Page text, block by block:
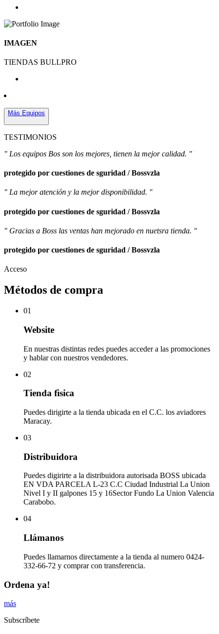
IMAGEN
TIENDAS BULLPRO
Más Equipos
TESTIMONIOS
" Los equipos Bos son los mejores, tienen la mejor calidad. "
protegido por cuestiones de sguridad / Bossvzla
" La mejor atención y la mejor disponibilidad. "
protegido por cuestiones de sguridad / Bossvzla
" Gracias a Boss las ventas han mejorado en nuetsra tienda. "
protegido por cuestiones de sguridad / Bossvzla
Acceso
Métodos de compra
01
Website
En nuestras distintas redes puedes acceder a las promociones
y hablar con nuestros vendedores.
02
Tienda fìsica
Puedes dirigirte a la tienda ubicada en el C.C. los aviadores
Maracay.
03
Distribuidora
Puedes digirirte a la distribuidora autorisada BOSS ubicada
EN VDA PARCELA L-23 C.C Ciudad Industrial La Union
Nivel I y II galpones 15 y 16Sector Fundo La Union Valencia
Carabobo.
04
Llámanos
Puedes llamarnos directamente a la tienda al numero 0424-
332-66-72 y comprar con transferencia.
Ordena ya!
más
Subscríbete